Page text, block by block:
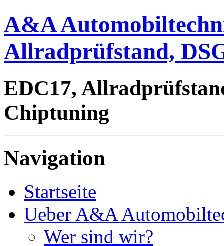
A&A
Allradprüfstand,
EDC17,
Chiptuning
Navigation
Startseite
Ueber A&A
Wer sind wir?